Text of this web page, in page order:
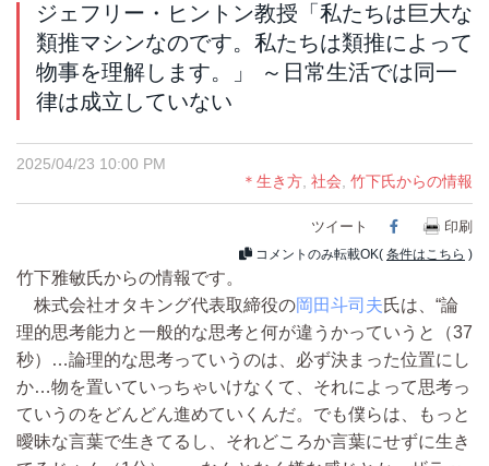
ジェフリー・ヒントン教授「私たちは巨大な
類推マシンなのです。私たちは類推によって
物事を理解します。」 ～日常生活では同一
律は成立していない
2025/04/23 10:00 PM
＊生き方, 社会, 竹下氏からの情報
ツイート Facebook
印刷
コメントのみ転載OK( 条件はこちら )
竹下雅敏氏からの情報です。
株式会社オタキング代表取締役の岡田斗司夫氏は、“論
理的思考能力と一般的な思考と何が違うかっていうと（37
秒）…論理的な思考っていうのは、必ず決まった位置にし
か…物を置いていっちゃいけなくて、それによって思考っ
ていうのをどんどん進めていくんだ。でも僕らは、もっと
曖昧な言葉で生きてるし、それどころか言葉にせずに生き